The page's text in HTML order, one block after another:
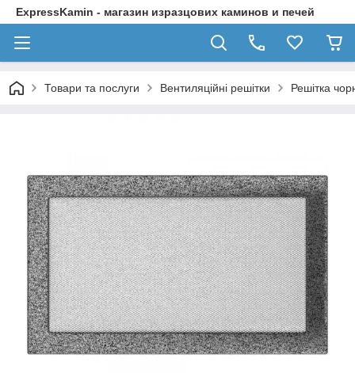
ExpressKamin - магазин изразцових каминов и печей
Товари та послуги Вентиляційні решітки Решітка